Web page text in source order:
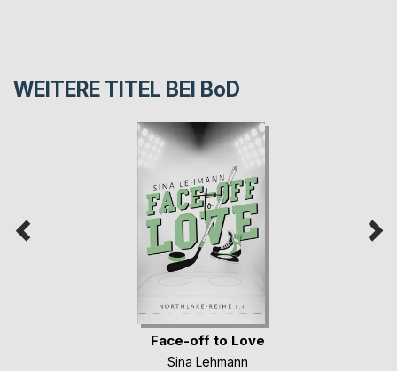
WEITERE TITEL BEI BoD
Face-off to Love
Sina Lehmann